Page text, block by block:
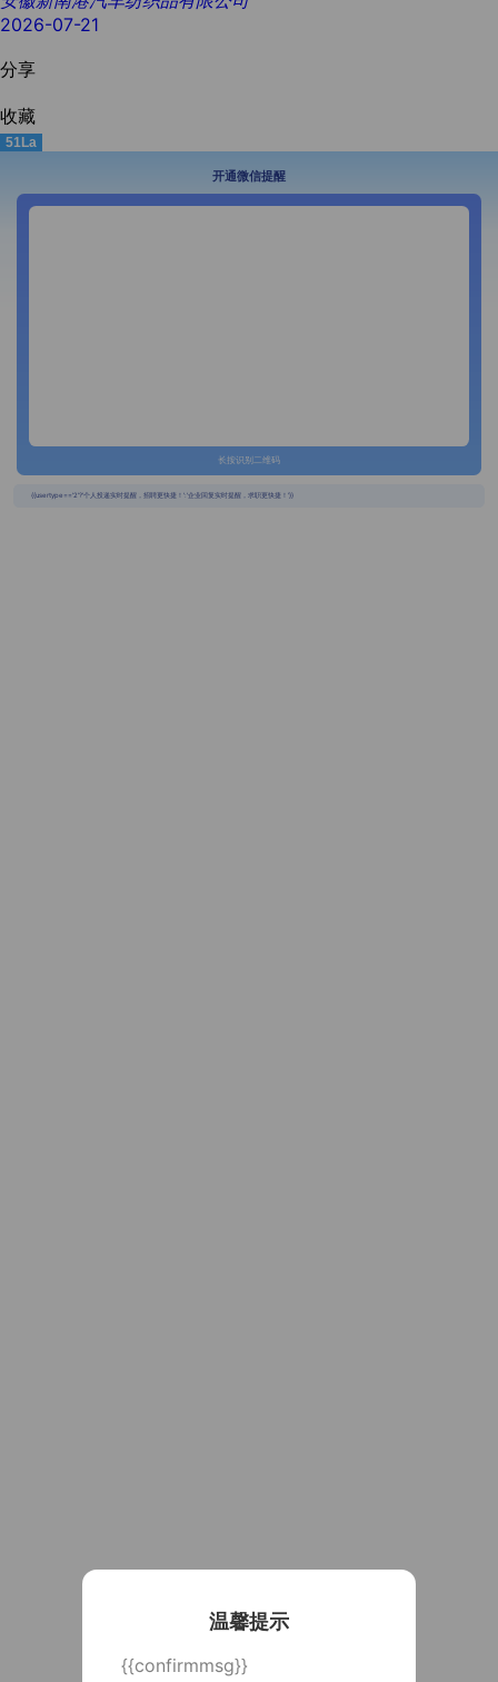
2026-07-21
分享
收藏
51La
开通微信提醒
长按识别二维码
{{usertype=='2'?'个人投递实时提醒，招聘更快捷！':'企业回复实时提醒，求职更快捷！'}}
温馨提示
{{confirmmsg}}